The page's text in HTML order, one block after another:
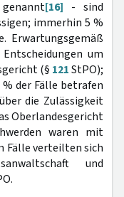
[16] - sind
immerhin 5 %
Erwartungsgemäß
um
(§ 121StPO);
der Fälle betrafen
die Zulässigkeit
Oberlandesgericht
waren mit
Fälle verteilten sich
und